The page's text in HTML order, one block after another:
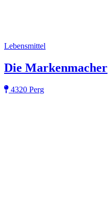
Lebensmittel
Die Markenmacher
4320 Perg